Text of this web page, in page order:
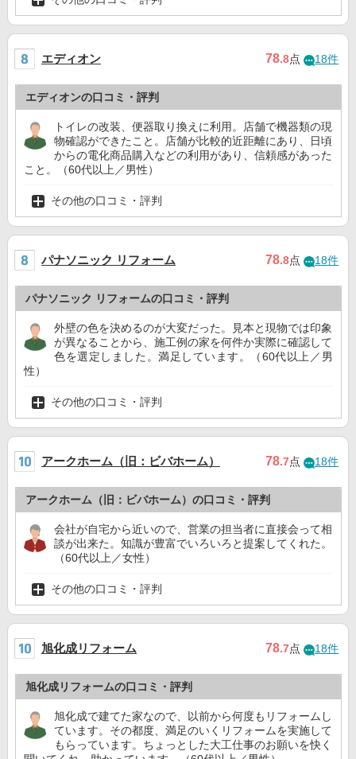
エディオン 78.8点 18件
エディオンの口コミ・評判
トイレの改装、便器取り換えに利用。店舗で機器類の現
物確認ができたこと。店舗が比較的近距離にあり、日頃
からの電化商品購入などの利用があり、信頼感があった
こと。（60代以上／男性）
その他の口コミ・評判
パナソニック リフォーム 78.8点 18件
パナソニック リフォームの口コミ・評判
外壁の色を決めるのが大変だった。見本と現物では印象
が異なることから、施工例の家を何件か実際に確認して
色を選定しました。満足しています。（60代以上／男
性）
その他の口コミ・評判
アークホーム（旧：ビバホーム） 78.7点 18件
アークホーム（旧：ビバホーム）の口コミ・評判
会社が自宅から近いので、営業の担当者に直接会って相
談が出来た。知識が豊富でいろいろと提案してくれた。
（60代以上／女性）
その他の口コミ・評判
旭化成リフォーム 78.7点 18件
旭化成リフォームの口コミ・評判
旭化成で建てた家なので、以前から何度もリフォームし
ています。その都度、満足のいくリフォームを実施して
もらっています。ちょっとした大工仕事のお願いを快く